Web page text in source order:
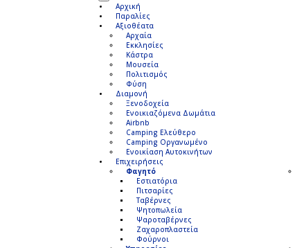
Αρχική
Παραλίες
Αξιοθέατα
Αρχαία
Εκκλησίες
Κάστρα
Μουσεία
Πολιτισμός
Φύση
Διαμονή
Ξενοδοχεία
Ενοικιαζόμενα Δωμάτια
Airbnb
Camping Ελεύθερο
Camping Οργανωμένο
Ενοικίαση Αυτοκινήτων
Επιχειρήσεις
Φαγητό
Εστιατόρια
Πιτσαρίες
Ταβέρνες
Ψητοπωλεία
Ψαροταβέρνες
Ζαχαροπλαστεία
Φούρνοι